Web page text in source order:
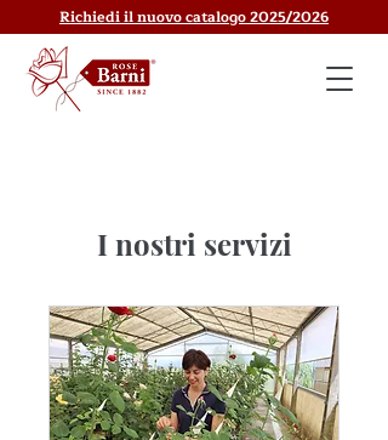
Richiedi il nuovo catalogo 2025/2026
I nostri servizi